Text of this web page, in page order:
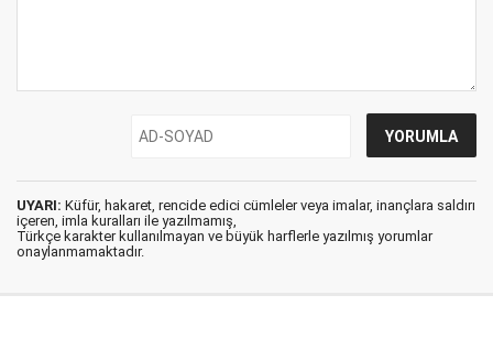
UYARI: Küfür, hakaret, rencide edici cümleler veya imalar, inançlara saldırı
içeren, imla kuralları ile yazılmamış,
Türkçe karakter kullanılmayan ve büyük harflerle yazılmış yorumlar
onaylanmamaktadır.